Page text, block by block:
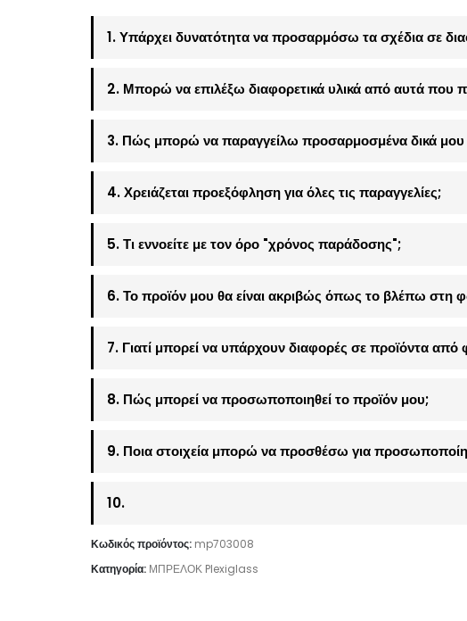
1. Υπάρχει δυνατότητα να προσαρμόσω τα σχέδια σε
2. Μπορώ να επιλέξω διαφορετικά υλικά από αυτά που
3. Πώς μπορώ να παραγγείλω προσαρμοσμένα δικά μου
4. Χρειάζεται προεξόφληση για όλες τις παραγγελίες;
5. Τι εννοείτε με τον όρο "χρόνος παράδοσης";
6. Το προϊόν μου θα είναι ακριβώς όπως το βλέπω στη
7. Γιατί μπορεί να υπάρχουν διαφορές σε προϊόντα από
8. Πώς μπορεί να προσωποποιηθεί το προϊόν μου;
9. Ποια στοιχεία μπορώ να προσθέσω για
10.
Κωδικός προϊόντος: mp703008
Κατηγορία: ΜΠΡΕΛΟΚ Plexiglass